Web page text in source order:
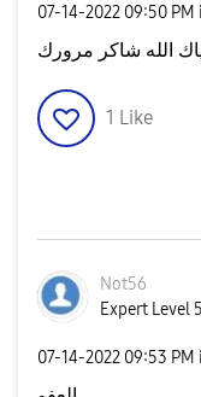
‎07-14-2022 09:50 PM
الله شاكر مرورك
1 Like
Not56
Expert Level 5
‎07-14-2022 09:53 PM